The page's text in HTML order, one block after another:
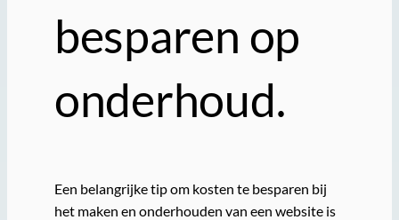
besparen op
onderhoud.
Een belangrijke tip om kosten te besparen bij
het maken en onderhouden van een website is